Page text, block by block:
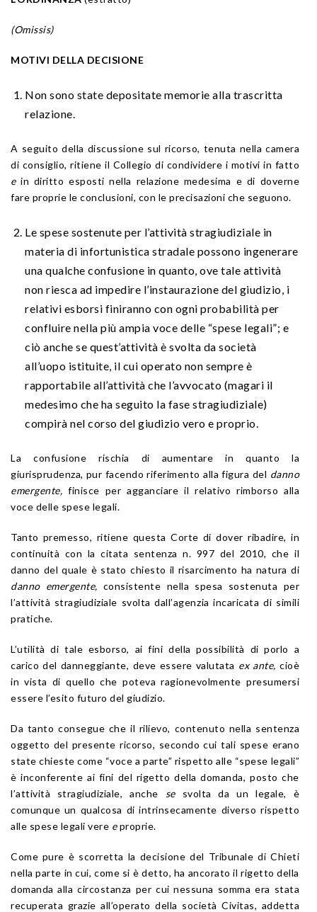
(Omissis)
MOTIVI DELLA DECISIONE
Non sono state depositate memorie alla trascritta
relazione.
A seguito della discussione sul ricorso, tenuta nella camera
di consiglio, ritiene il Collegio di condividere i motivi in fatto
ein diritto esposti nella relazione medesima e di doverne
fare proprie le conclusioni, con le precisazioni che seguono.
Le spese sostenute per l’attività stragiudiziale in
materia di infortunistica stradale possono ingenerare
una qualche confusione in quanto, ove tale attività
non riesca ad impedire l’instaurazione del giudizio, i
relativi esborsi finiranno con ogni probabilità per
confluire nella più ampia voce delle “spese legali”; e
ciò anche se quest’attività è svolta da società
all’uopo istituite, il cui operato non sempre è
rapportabile all’attività che l’avvocato (magari il
medesimo che ha seguito la fase stragiudiziale)
compirà nel corso del giudizio vero e proprio.
La confusione rischia di aumentare in quanto la
giurisprudenza, pur facendo riferimento alla figura del danno
emergente, finisce per agganciare il relativo rimborso alla
voce delle spese legali.
Tanto premesso, ritiene questa Corte di dover ribadire, in
continuità con la citata sentenza n. 997 del 2010, che il
danno del quale è stato chiesto il risarcimento ha natura di
danno emergente, consistente nella spesa sostenuta per
l’attività stragiudiziale svolta dall’agenzia incaricata di simili
pratiche.
L’utilità di tale esborso, ai fini della possibilità di porlo a
carico del danneggiante, deve essere valutata ex ante, cioè
in vista di quello che poteva ragionevolmente presumersi
essere l’esito futuro del giudizio.
Da tanto consegue che il rilievo, contenuto nella sentenza
oggetto del presente ricorso, secondo cui tali spese erano
state chieste come “voce a parte” rispetto alle “spese legali”
è inconferente ai fini del rigetto della domanda, posto che
l’attività stragiudiziale, anche se svolta da un legale, è
comunque un qualcosa di intrinsecamente diverso rispetto
alle spese legali vere eproprie.
Come pure è scorretta la decisione del Tribunale di Chieti
nella parte in cui, come si è detto, ha ancorato il rigetto della
domanda alla circostanza per cui nessuna somma era stata
recuperata grazie all’operato della società Civitas, addetta